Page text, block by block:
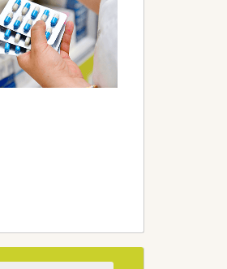
もいるなど男
)を取得。